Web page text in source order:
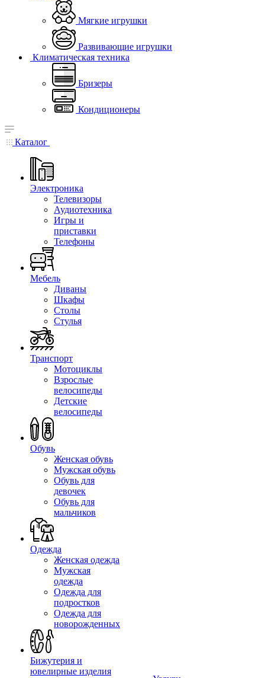
Мягкие игрушки
Развивающие игрушки
Климатическая техника
Бризеры
Кондиционеры
Каталог
Электроника
Телевизоры
Аудиотехника
Игры и
приставки
Телефоны
Мебель
Диваны
Шкафы
Столы
Стулья
Транспорт
Мотоциклы
Взрослые
велосипеды
Детские
велосипеды
Обувь
Женская обувь
Мужская обувь
Обувь для
девочек
Обувь для
мальчиков
Одежда
Женская одежда
Мужская
одежда
Одежда для
подростков
Одежда для
новорожденных
Бижутерия и
ювелирные изделия